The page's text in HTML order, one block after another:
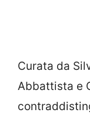
Curata da
Abbattista e